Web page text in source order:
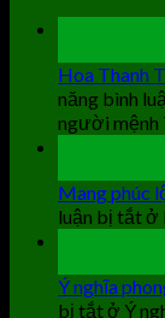
Hoa Thanh
năng bình
người mệnh
Mang phúc
luận bị tắtở
Ý nghĩa
bị tắtở Ý